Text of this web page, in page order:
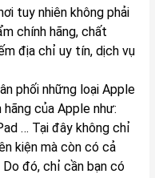
tuy nhiên không phải
chính hãng, chất
địa chỉ uy tín, dịch vụ
phối những loại Apple
của Apple như:
… Tại đây không chỉ
kiện mà còn có cả
đó, chỉ cần bạn có